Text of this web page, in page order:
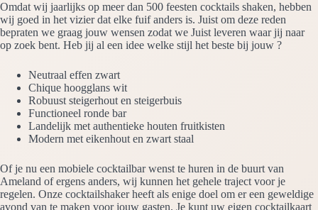
Omdat wij jaarlijks op meer dan 500 feesten cocktails shaken, hebben
wij goed in het vizier dat elke fuif anders is. Juist om deze reden
bepraten we graag jouw wensen zodat we Juist leveren waar jij naar
op zoek bent. Heb jij al een idee welke stijl het beste bij jouw ?
Neutraal effen zwart
Chique hoogglans wit
Robuust steigerhout en steigerbuis
Functioneel ronde bar
Landelijk met authentieke houten fruitkisten
Modern met eikenhout en zwart staal
Of je nu een mobiele cocktailbar wenst te huren in de buurt van
Ameland of ergens anders, wij kunnen het gehele traject voor je
regelen. Onze cocktailshaker heeft als enige doel om er een geweldige
avond van te maken voor jouw gasten. Je kunt uw eigen cocktailkaart